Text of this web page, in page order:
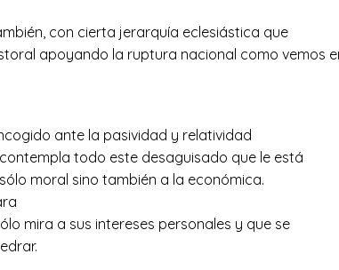
con cierta jerarquía eclesiástica que
apoyando la ruptura nacional como vemos
ante la pasividad y relatividad
todo este desaguisado que le está
moral sino también a la económica.
mira a sus intereses personales y que se